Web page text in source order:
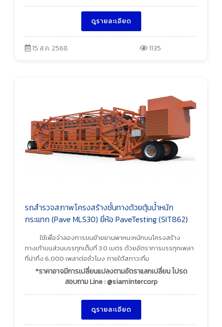
ดูรายละเอียด
15 ส.ค. 2568 1135
รถสำรวจสภาพโครงสร้างชั้นทางด้วยตุ้มน้ำหนัก
กระแทก (Pave MLS30) ยี่ห้อ PaveTesting (SIT862)
ใช้เพื่อจำลองการขนย้ายยานพาหนะหนักบนโครงสร้าง
ทางเท้าบนส่วนบรรทุกเต็มที่ 3.0 เมตร ด้วยอัตราการบรรทุกเพลา
ที่น่าทึ่ง 6,000 เพลาต่อชั่วโมง ภายใต้สภาวะที่ม
*ราคาอาจมีการเปลี่ยนแปลงตามอัตราแลกเปลี่ยน โปรด
สอบถาม Line : @siamintercorp
ดูรายละเอียด